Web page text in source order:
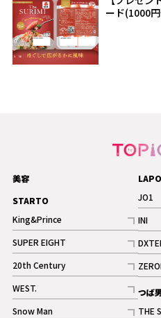
ード(1000
美容
STARTO
King&Prince
記事
SUPER EIGHT
記事
20th Century
記事
WEST.
記事
Snow Man
JO1
INI
つば
THE